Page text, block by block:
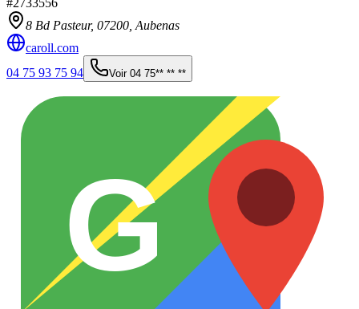
#2733556
8 Bd Pasteur, 07200 Aubenas
caroll.com
04 75 93 75 94
Voir 04 75** ** **
G